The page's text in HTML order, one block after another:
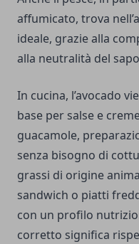
affumicato, trova
ideale, grazie alla
alla neutralità del
In cucina, l’avocado
base per salse e
guacamole,
senza bisogno di
grassi di origine
sandwich o piatti
con un profilo
corretto significa